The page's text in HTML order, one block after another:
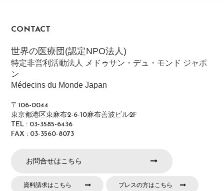
CONTACT
世界の医療団(認定NPO法人)
特定非営利活動法人 メドゥサン・デュ・モンド ジャポ
ン
Médecins du Monde Japan
〒106-0044
東京都港区東麻布2-6-10麻布善波ビル2F
TEL : 03-3585-6436
FAX : 03-3560-8073
お問合せはこちら
資料請求はこちら プレスの方はこちら